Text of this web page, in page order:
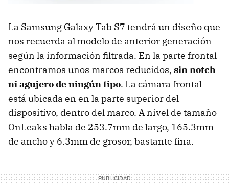
La Samsung Galaxy Tab S7 tendrá un diseño que
nos recuerda al modelo de anterior generación
según la información filtrada. En la parte frontal
encontramos unos marcos reducidos, sin notch
ni agujero de ningún tipo. La cámara frontal
está ubicada en en la parte superior del
dispositivo, dentro del marco. A nivel de tamaño
OnLeaks habla de 253.7mm de largo, 165.3mm
de ancho y 6.3mm de grosor, bastante fina.